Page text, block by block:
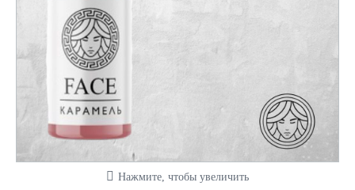
Нажмите, чтобы увеличить